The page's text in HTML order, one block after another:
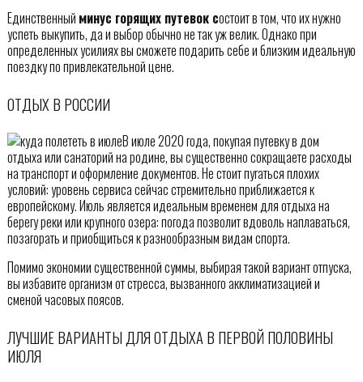
Единственный минус горящих путевок состоит в том, что их нужно
успеть выкупить, да и выбор обычно не так уж велик. Однако при
определенных усилиях вы сможете подарить себе и близким идеальную
поездку по привлекательной цене.
ОТДЫХ В РОССИИ
В июле 2020 года, покупая путевку в дом
отдыха или санаторий на родине, вы существенно сокращаете расходы
на транспорт и оформление документов. Не стоит пугаться плохих
условий: уровень сервиса сейчас стремительно приближается к
европейскому. Июль является идеальным временем для отдыха на
берегу реки или крупного озера: погода позволит вдоволь наплаваться,
позагорать и приобщиться к разнообразным видам спорта.
Помимо экономии существенной суммы, выбирая такой вариант отпуска,
вы избавите организм от стресса, вызванного акклиматизацией и
сменой часовых поясов.
ЛУЧШИЕ ВАРИАНТЫ ДЛЯ ОТДЫХА В ПЕРВОЙ ПОЛОВИНЫ
ИЮЛЯ